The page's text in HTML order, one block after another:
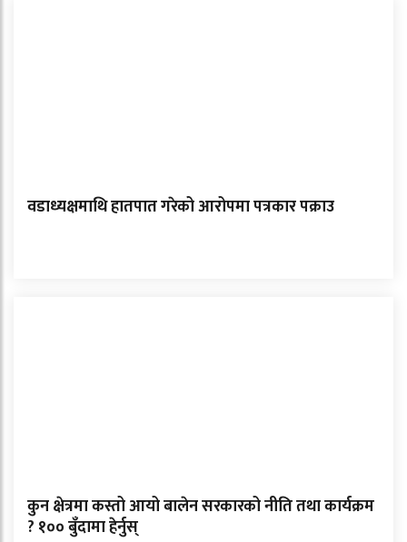
वडाध्यक्षमाथि हातपात गरेको आरोपमा पत्रकार पक्राउ
कुन क्षेत्रमा कस्तो आयो बालेन सरकारको नीति तथा कार्यक्रम
? १०० बुँदामा हेर्नुस्